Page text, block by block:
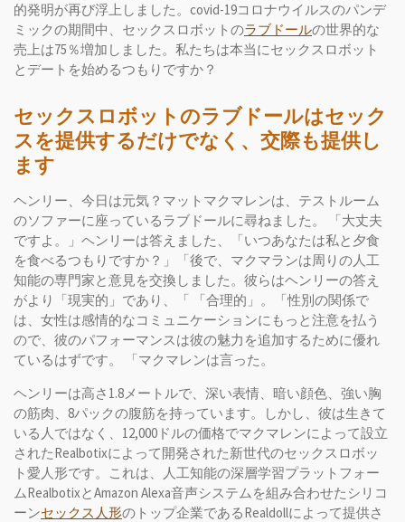
的発明が再び浮上しました。covid-19コロナウイルスのパンデ
ミックの期間中、セックスロボットのラブドールの世界的な
売上は75％増加しました。私たちは本当にセックスロボット
とデートを始めるつもりですか？
セックスロボットのラブドールはセック
スを提供するだけでなく、交際も提供し
ます
ヘンリー、今日は元気？マットマクマレンは、テストルーム
のソファーに座っているラブドールに尋ねました。 「大丈夫
ですよ。」ヘンリーは答えました、「いつあなたは私と夕食
を食べるつもりですか？」「後で、マクマランは周りの人工
知能の専門家と意見を交換しました。彼らはヘンリーの答え
がより「現実的」であり、「 「合理的」。「性別の関係で
は、女性は感情的なコミュニケーションにもっと注意を払う
ので、彼のパフォーマンスは彼の魅力を追加するために優れ
ているはずです。 「マクマレンは言った。
ヘンリーは高さ1.8メートルで、深い表情、暗い顔色、強い胸
の筋肉、8パックの腹筋を持っています。しかし、彼は生きて
いる人ではなく、12,000ドルの価格でマクマレンによって設立
されたRealbotixによって開発された新世代のセックスロボッ
ト愛人形です。これは、人工知能の深層学習プラットフォー
ムRealbotixとAmazon Alexa音声システムを組み合わせたシリコ
ーンセックス人形のトップ企業であるRealdollによって提供さ